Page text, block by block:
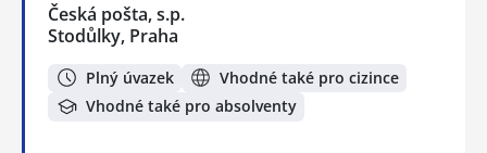
Česká pošta, s.p.
Stodůlky, Praha
Plný úvazek
Vhodné také pro cizince
Vhodné také pro absolventy